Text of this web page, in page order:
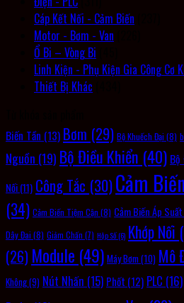
Cáp Kết Nối - Cảm Biến
Motor - Bơm - Van
Ổ Bi – Vòng Bi
Linh Kiện - Phụ Kiện Gia Công Cơ
Thiết Bị Khác
Biến Tần (13) Bơm (29) Bộ Khuếch Đại (8)
Nguồn (19) Bộ Điều Khiển (40) Bộ
Nối(11) Công Tắc (30)Cảm Biến
(34) Cảm Biến Tiệm Cận (8) Cảm Biến Áp Suất
Dây Đai (8) Giảm Chấn (7) Hộp Số(6) Khớp Nối
(26) Module (49) Máy Bơm(10) Mô
Không(9) Nút Nhấn (15) Phốt (12) PLC (16)